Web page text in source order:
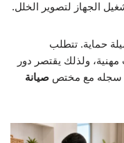
الجهاز لتصوير الخلل.
حماية. تتطلب
مهنية، ولذلك يقتصر دور
سجله مع مختص صيانة